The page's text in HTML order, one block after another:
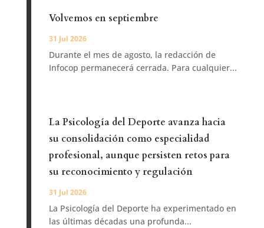
Volvemos en septiembre
31 Jul 2026
Durante el mes de agosto, la redacción de
Infocop permanecerá cerrada. Para cualquier...
La Psicología del Deporte avanza hacia
su consolidación como especialidad
profesional, aunque persisten retos para
su reconocimiento y regulación
31 Jul 2026
La Psicología del Deporte ha experimentado en
las últimas décadas una profunda...